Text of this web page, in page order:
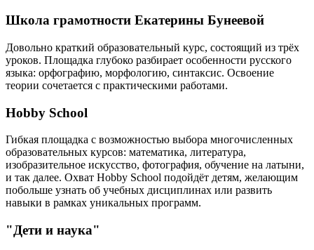
Школа грамотности Екатерины Бунеевой
Довольно краткий образовательный курс, состоящий из трёх
уроков. Площадка глубоко разбирает особенности русского
языка: орфографию, морфологию, синтаксис. Освоение
теории сочетается с практическими работами.
Hobby School
Гибкая площадка с возможностью выбора многочисленных
образовательных курсов: математика, литература,
изобразительное искусство, фотография, обучение на латыни,
и так далее. Охват Hobby School подойдёт детям, желающим
побольше узнать об учебных дисциплинах или развить
навыки в рамках уникальных программ.
"Дети и наука"